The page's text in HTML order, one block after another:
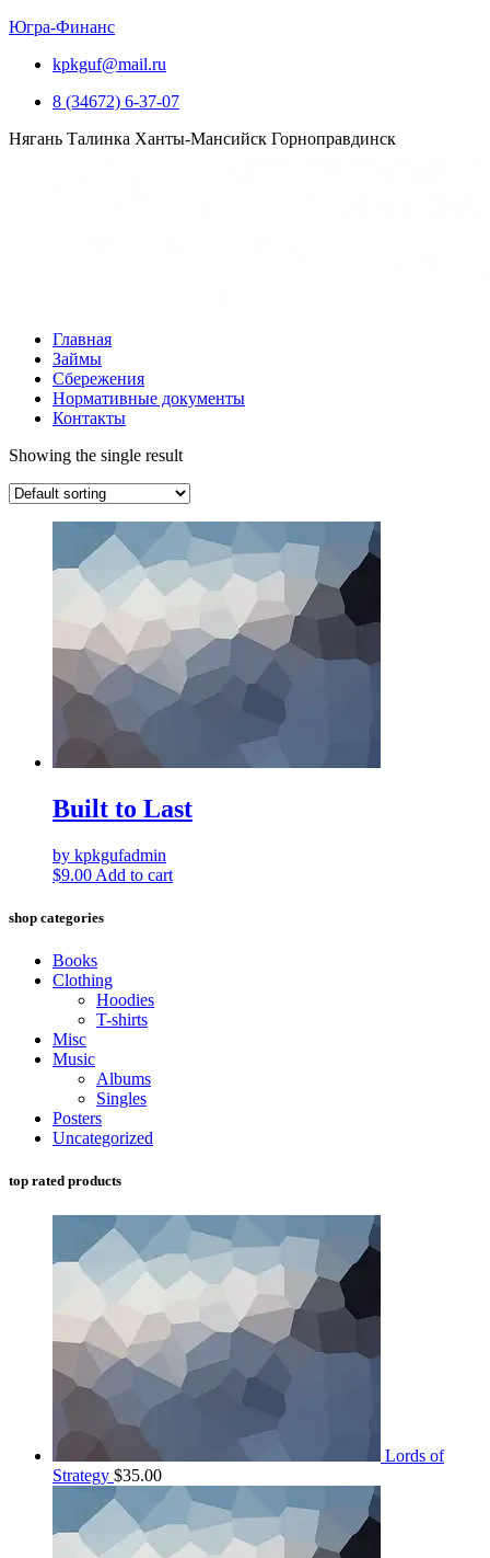
Югра-Финанс
kpkguf@mail.ru
8 (34672) 6-37-07
Нягань Талинка Ханты-Мансийск Горноправдинск
Главная
Займы
Сбережения
Нормативные документы
Контакты
Showing the single result
Built to Last
by kpkgufadmin
$9.00 Add to cart
shop categories
Books
Clothing
Hoodies
T-shirts
Misc
Music
Albums
Singles
Posters
Uncategorized
top rated products
Lords of
Strategy $35.00